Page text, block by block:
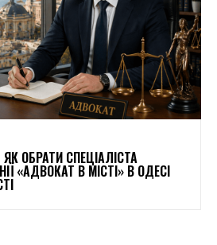
ОБРАТИ СПЕЦІАЛІСТА
«АДВОКАТ В МІСТІ» В ОДЕСІ